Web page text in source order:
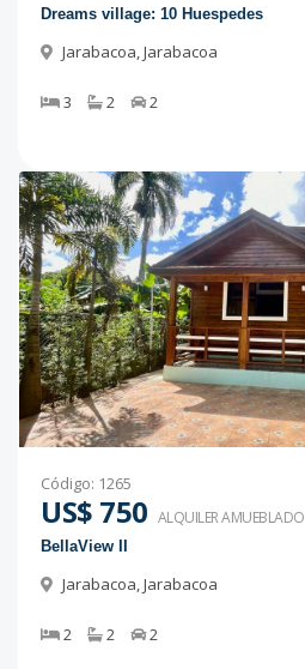
Dreams village: 10 Huespedes
Jarabacoa,Jarabacoa
3 2 2
Código: 1265
US$ 750 ALQUILERAMUEBLADO
BellaView II
Jarabacoa,Jarabacoa
2 2 2